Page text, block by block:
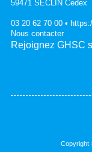
59471 SECLIN Cedex
03 20 62 70 00 •
Nous contacter
Rejoignez GHSC
Copyright